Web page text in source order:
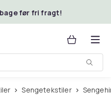
før fri fragt!
Sengetekstiler